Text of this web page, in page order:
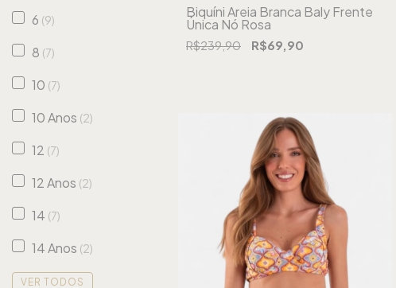
6 (9)
8 (7)
10 (7)
10 Anos (2)
12 (7)
12 Anos (2)
14 (7)
14 Anos (2)
VER TODOS
Biquíni Areia Branca Baly Frente
Única Nó Rosa
R$239,90 R$69,90